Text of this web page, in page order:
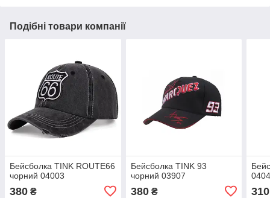
Подібні товари компанії
Бейсболка TINK ROUTE66
чорний 04003
380 ₴
Бейсболка TINK 93
чорний 03907
380₴ 310